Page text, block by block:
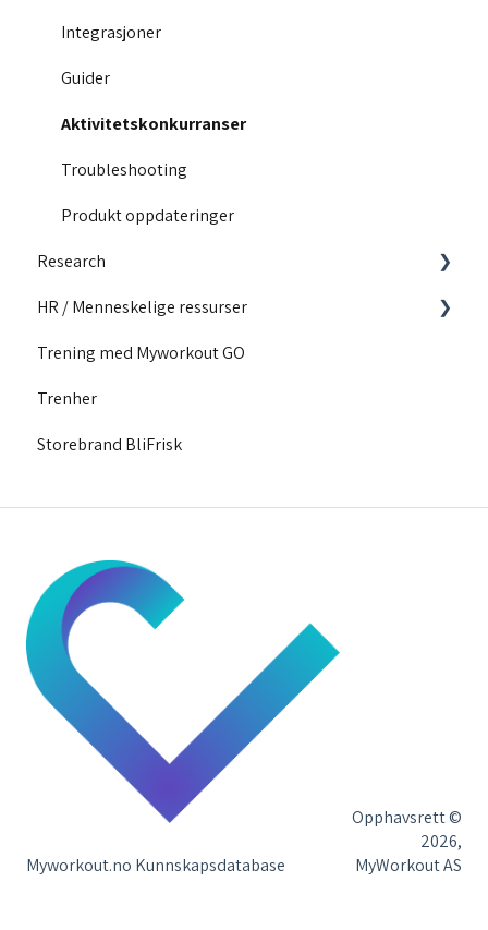
Integrasjoner
Guider
Aktivitetskonkurranser
Troubleshooting
Produkt oppdateringer
Research
Utdannende innhold
Motivasjon
Innhold for løpere
Vår forskning
HR / Menneskelige ressurser
Konkurranser
Trening med Myworkout GO
Trenher
Storebrand BliFrisk
Myworkout.no Kunnskapsdatabase
Opphavsrett ©
2026,
MyWorkout AS